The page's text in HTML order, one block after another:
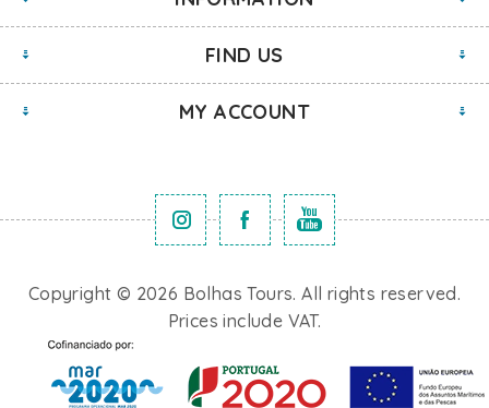
FIND US
MY ACCOUNT
Copyright © 2026 Bolhas Tours. All rights reserved.
Prices include VAT.